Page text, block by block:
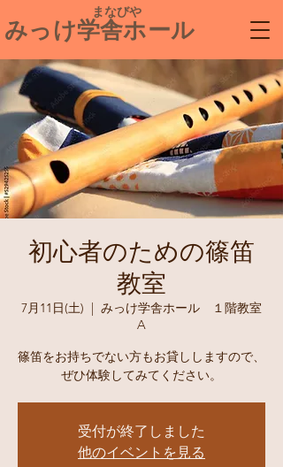
​ まなびや
みっけ学舎ホール
初心者のための篠笛
教室
7月11日(土)
  |
みっけ学舎ホール １階教室
A
篠笛をお持ちでない方もお貸ししますので、
ぜひ体験してみてください。
受付が終了しました
他のイベントを見る